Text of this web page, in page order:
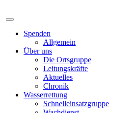
Spenden
Allgemein
Über uns
Die Ortsgruppe
Leitungskräfte
Aktuelles
Chronik
Wasserrettung
Schnelleinsatzgruppe